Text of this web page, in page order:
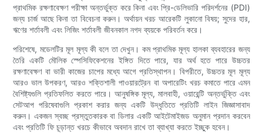
প্রাথমিক রক্ষণাবেক্ষণ পরীক্ষা অন্তর্ভুক্ত করে কিনা এবং প্রি-ডেলিভারি পরিদর্শনের (PDI)
জন্য চার্জ আছে কিনা তা বিবেচনা করুন। অর্থায়ন খরচ আরেকটি লুকানো বিষয়; সুদের হার,
ঋণের শর্তাবলী এবং লিজিং শর্তাবলী জীবনকাল নগদ ব্যয়কে পরিবর্তন করে।
পরিশেষে, মডেলটির মূল মূল্য কী বলে তা দেখুন। কম প্রাথমিক মূল্য হালকা ব্যবহারের জন্য
তৈরি একটি মৌলিক স্পেসিফিকেশনের ইঙ্গিত দিতে পারে, যার অর্থ হতে পারে উচ্চতর
রক্ষণাবেক্ষণ বা ভারী কাজের চাপের মধ্যে আগে প্রতিস্থাপন। বিপরীতে, উচ্চতর মূল মূল্য
আরও ভাল উপকরণ, আরও শক্তিশালী পাওয়ারট্রেন বা অপারেটিং খরচ কমাতে পারে এমন
বৈশিষ্ট্যগুলি প্রতিফলিত করতে পারে। আনুষঙ্গিক মূল্য, মালবাহী, ওয়ারেন্টি অন্তর্ভুক্তি এবং
সেটআপ পরিষেবাগুলি প্রকাশ করার জন্য একটি উদ্ধৃতিতে প্রতিটি লাইন জিজ্ঞাসাবাদ
করুন। একজন স্বচ্ছ প্রস্তুতকারক বা ডিলার একটি আইটেমাইজড অনুমান প্রদান করবেন
এবং প্রতিটি ফি চূড়ান্ত খরচে কীভাবে অবদান রাখে তা ব্যাখ্যা করতে ইচ্ছুক হবেন।